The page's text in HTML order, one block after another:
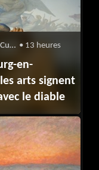
Le Figaro : Culture • 13 heures
en-
arts signent
le diable